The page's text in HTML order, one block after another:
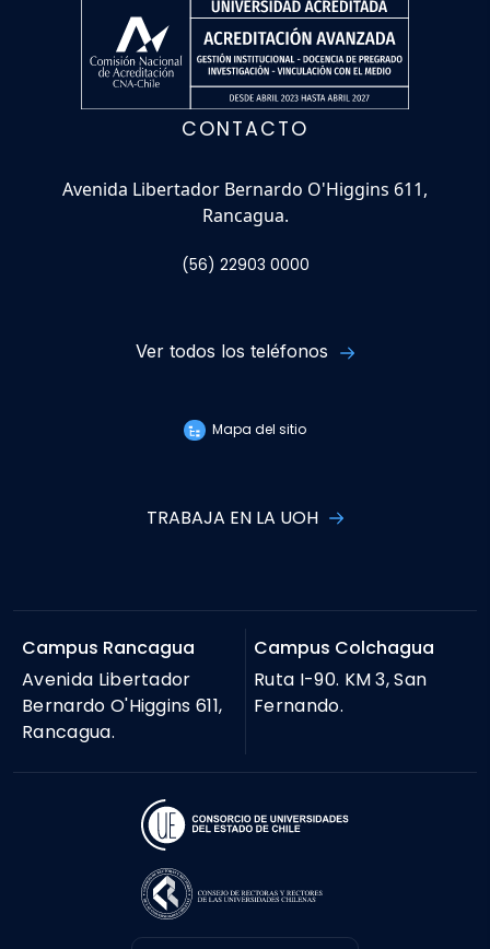
CONTACTO
Avenida Libertador Bernardo O'Higgins 611,
Rancagua.
(56) 22903 0000
Ver todos los teléfonos
Mapa del sitio
TRABAJA EN LA UOH
Campus Rancagua
Avenida Libertador
Bernardo O'Higgins 611,
Rancagua.
Campus Colchagua
Ruta I-90. KM 3, San
Fernando.